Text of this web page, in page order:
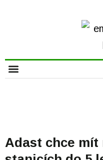
Adast chce mít